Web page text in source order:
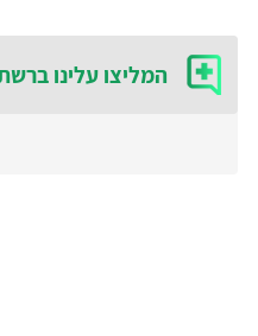
המליצו עלינו